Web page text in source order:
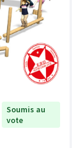
Soumis au
vote